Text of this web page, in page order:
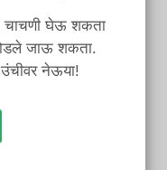
चाचणी घेऊ शकता
जाऊ शकता.
उंचीवर नेऊया!